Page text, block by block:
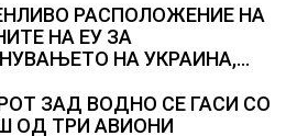
РАСПОЛОЖЕНИЕ НА
НА ЕУ ЗА
НА УКРАИНА,
Франција и Германија
ЗАД ВОДНО СЕ ГАСИ СО
ОД ТРИ АВИОНИ